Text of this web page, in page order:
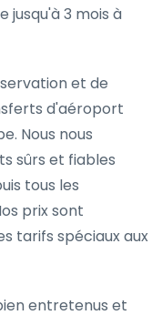
3 mois à
et de
d'aéroport
Nous nous
sûrs et fiables
tous les
prix sont
tarifs spéciaux aux
entretenus et